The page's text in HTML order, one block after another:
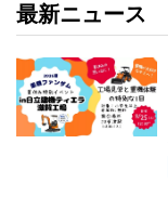
最新ニュース